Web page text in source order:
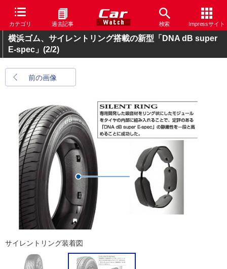
カテゴリ 過去記事 検索 Impressサイト
横浜ゴム、サイレントリング搭載の新型「DNA dB super
E-spec」 (2/2)
前の画像
サイレントリング装着図